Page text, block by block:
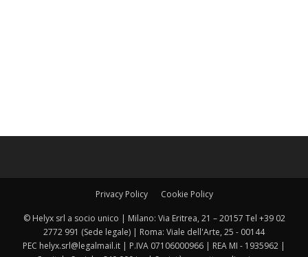
Privacy Policy Cookie Policy
© Helyx srl a socio unico | Milano: Via Eritrea, 21 – 20157 Tel +39 02
2772 991 (Sede legale) | Roma: Viale dell'Arte, 25 - 00144
PEC helyx.srl@legalmail.it | P.IVA 07106000966 | REA MI - 1935962 |